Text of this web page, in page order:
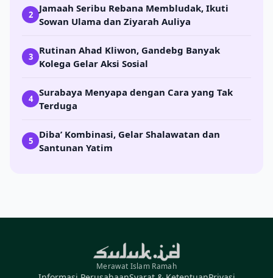
2
Jamaah Seribu Rebana Membludak, Ikuti
Sowan Ulama dan Ziyarah Auliya
3
Rutinan Ahad Kliwon, Gandebg Banyak
Kolega Gelar Aksi Sosial
4
Surabaya Menyapa dengan Cara yang Tak
Terduga
5
Diba’ Kombinasi, Gelar Shalawatan dan
Santunan Yatim
Merawat Islam Ramah